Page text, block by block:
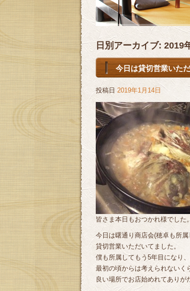
日別アーカイブ: 2019
今日は貸切営業いた
投稿日 2019年1月14日
皆さま本日もおつかれ様でした。
今日は曙通り商店会(穂卓も所
貸切営業いただいてました。
僕も所属してもう5年目になり
最初の頃からは考えられないく
良い場所でお店始めれてありが